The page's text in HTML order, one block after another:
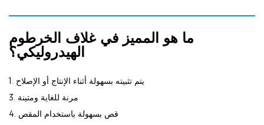
ما هو المميز في غلاف الخرطوم
الهيدروليكي؟
1. يتم تثبيته بسهولة أثناء الإنتاج أو الإصلاح
3. مرنة للغاية ومتينة
4. قص بسهولة باستخدام المقص